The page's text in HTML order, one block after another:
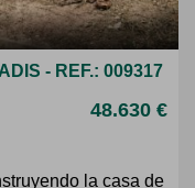
- REF.: 009317
48.630 €
la casa de